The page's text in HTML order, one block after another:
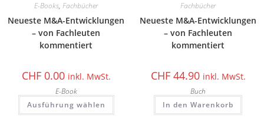
E-Books, Fachbücher
Neueste M&A-Entwicklungen
– von Fachleuten
kommentiert
CHF0.00 inkl. MwSt.
E-Book
Ausführung wählen
Fachbücher
Neueste M&A-Entwicklungen
– von Fachleuten
kommentiert
CHF44.90 inkl. MwSt.
Buch
In den Warenkorb